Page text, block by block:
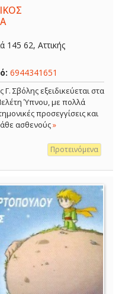
145 62, Αττικής
6944341651
Σβόλης εξειδικεύεται στα
Ύπνου, με πολλά
προσεγγίσεις και
ασθενούς»
Προτεινόμενα